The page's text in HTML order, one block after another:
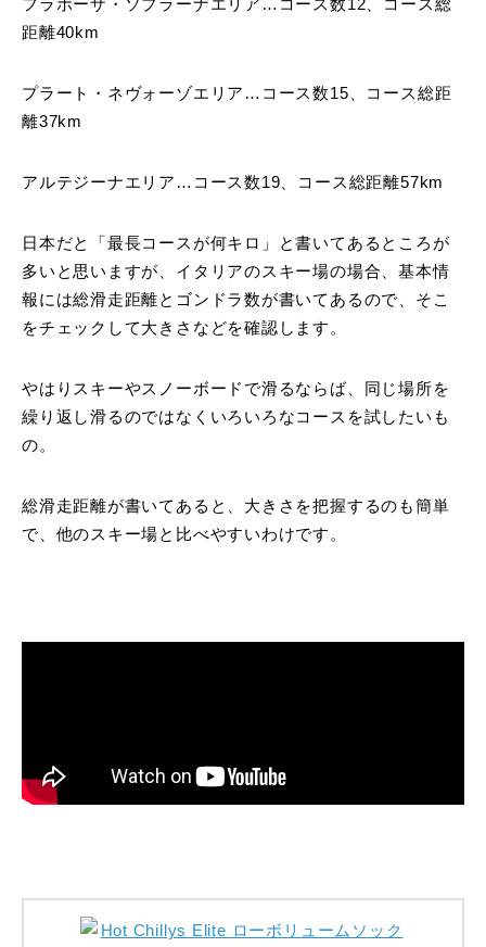
フラボーザ・ソプラーナエリア…コース数12、コース総
距離40km
プラート・ネヴォーゾエリア…コース数15、コース総距
離37km
アルテジーナエリア…コース数19、コース総距離57km
日本だと「最長コースが何キロ」と書いてあるところが
多いと思いますが、イタリアのスキー場の場合、基本情
報には総滑走距離とゴンドラ数が書いてあるので、そこ
をチェックして大きさなどを確認します。
やはりスキーやスノーボードで滑るならば、同じ場所を
繰り返し滑るのではなくいろいろなコースを試したいも
の。
総滑走距離が書いてあると、大きさを把握するのも簡単
で、他のスキー場と比べやすいわけです。